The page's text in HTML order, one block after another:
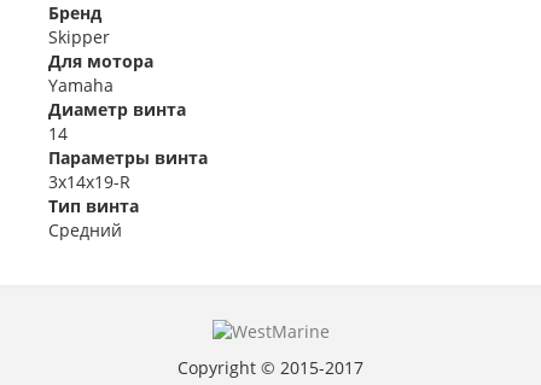
Бренд
Skipper
Для мотора
Yamaha
Диаметр винта
14
Параметры винта
3x14x19-R
Тип винта
Средний
Copyright © 2015-2017